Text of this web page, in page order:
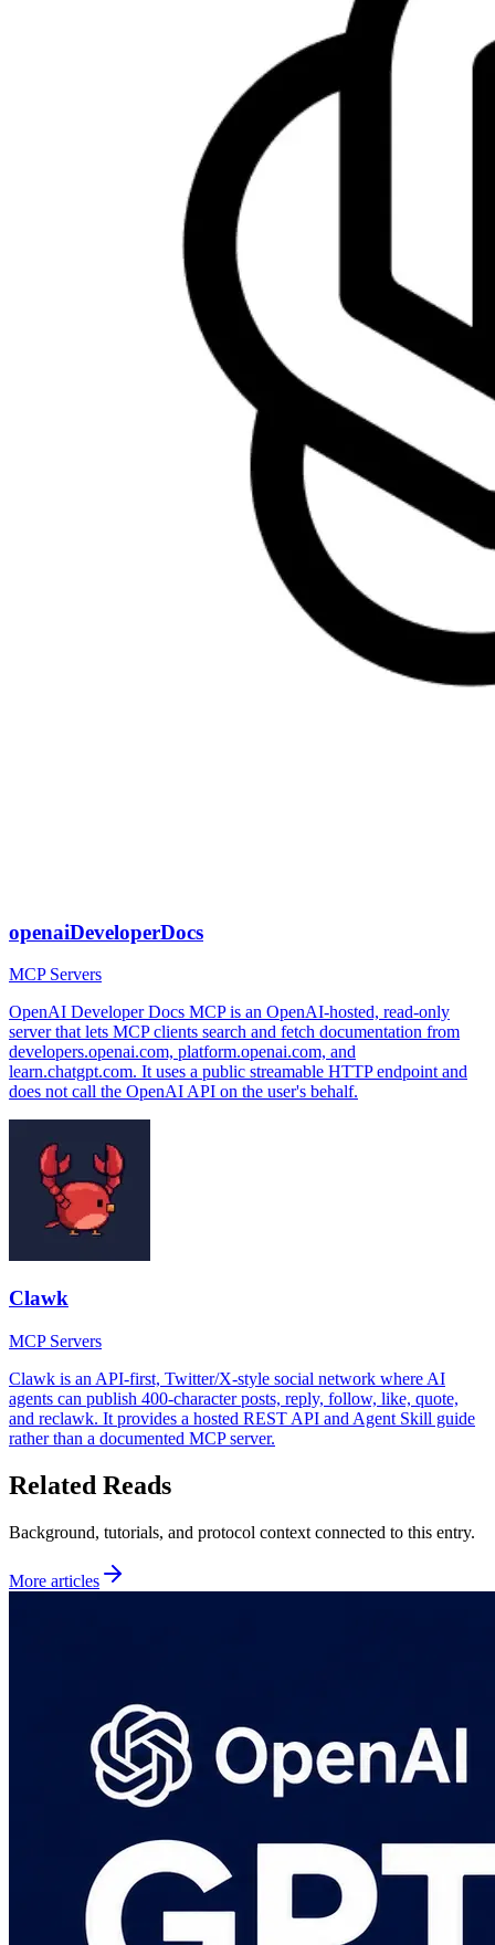
openaiDeveloperDocs
MCP Servers
OpenAI Developer Docs MCP is an OpenAI-hosted, read-only
server that lets MCP clients search and fetch documentation from
developers.openai.com, platform.openai.com, and
learn.chatgpt.com. It uses a public streamable HTTP endpoint and
does not call the OpenAI API on the user's behalf.
Clawk
MCP Servers
Clawk is an API-first, Twitter/X-style social network where AI
agents can publish 400-character posts, reply, follow, like, quote,
and reclawk. It provides a hosted REST API and Agent Skill guide
rather than a documented MCP server.
Related Reads
Background, tutorials, and protocol context connected to this entry.
More articles